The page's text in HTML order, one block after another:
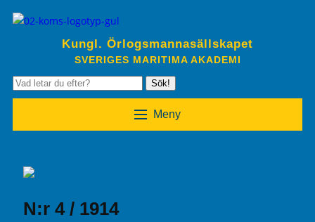
Kungl. Örlogsmannasällskapet
SVERIGES MARITIMA AKADEMI
Sök!
Meny
N:r 4 / 1914